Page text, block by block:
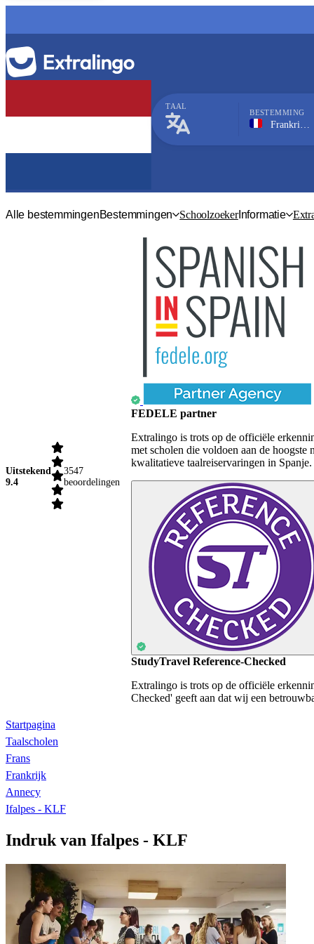
TAAL
BESTEMMING
Frankrijk, Annecy
Alle bestemmingenBestemmingen SchoolzoekerInformatie
Uitstekend
9.4
3547
beoordelingen
FEDELE partner
Extralingo is trots op de officiële
met scholen die voldoen aan de
kwalitatieve taalreiservaringen in Spanje.
StudyTravel Reference-Checked
Extralingo is trots op de officiële
Checked' geeft aan dat wij een
Startpagina
Taalscholen
Frans
Frankrijk
Annecy
Ifalpes - KLF
Indruk van Ifalpes - KLF